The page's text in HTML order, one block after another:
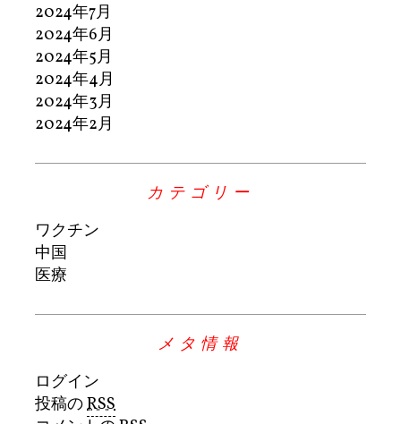
2024年7月
2024年6月
2024年5月
2024年4月
2024年3月
2024年2月
カテゴリー
ワクチン
中国
医療
メタ情報
ログイン
投稿のRSS